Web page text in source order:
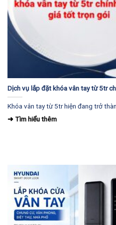
Dịch vụ lắp đặt khóa vân tay từ 5tr
Khóa vân tay từ 5tr hiện đang trở